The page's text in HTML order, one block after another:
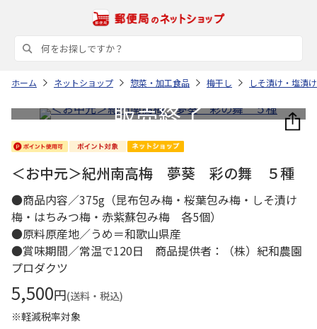
ホーム ネットショップ 惣菜・加工食品 梅干し しそ漬け・塩漬
＜お中元＞紀州南高梅 夢葵 彩の舞 ５種
●商品内容／375g（昆布包み梅・桜葉包み梅・しそ漬け
梅・はちみつ梅・赤紫蘇包み梅 各5個）
●原料原産地／うめ＝和歌山県産
●賞味期間／常温で120日 商品提供者：（株）紀和農園
プロダクツ
5,500円(送料・税込)
※軽減税率対象